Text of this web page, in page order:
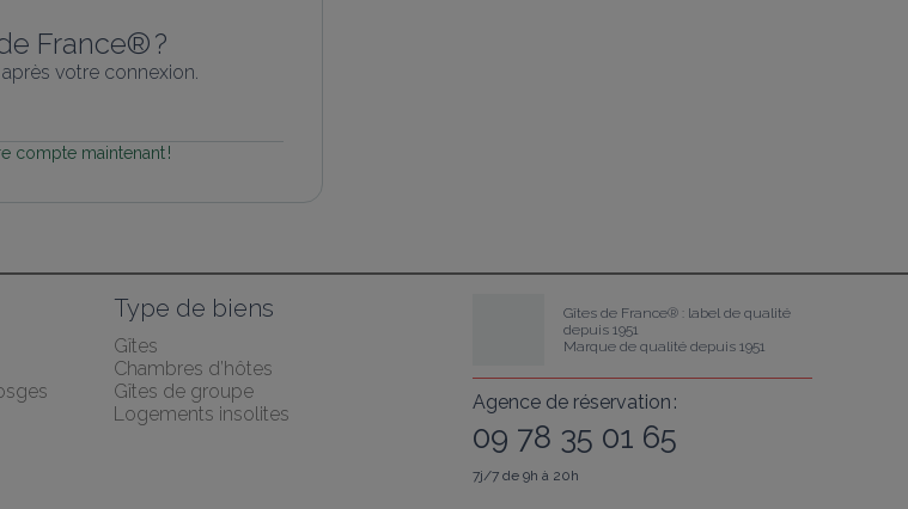
France® ?
votre connexion.
compte maintenant !
Type de biens
Gîtes
Chambres d’hôtes
Gîtes de groupe
Logements insolites
Gîtes de France® : label de qualité
depuis 1951
Marque de qualité depuis 1951
Agence de réservation :
09 78 35 01 65
7j/7 de 9h à 20h